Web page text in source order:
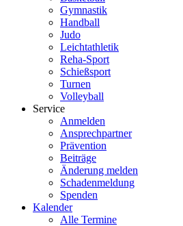
Gymnastik
Handball
Judo
Leichtathletik
Reha-Sport
Schießsport
Turnen
Volleyball
Service
Anmelden
Ansprechpartner
Prävention
Beiträge
Änderung melden
Schadenmeldung
Spenden
Kalender
Alle Termine